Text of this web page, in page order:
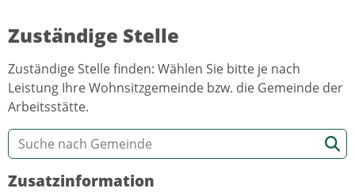
Zuständige Stelle
Zuständige Stelle finden: Wählen Sie bitte je nach
Leistung Ihre Wohnsitzgemeinde bzw. die Gemeinde der
Arbeitsstätte.
Zusatzinformation